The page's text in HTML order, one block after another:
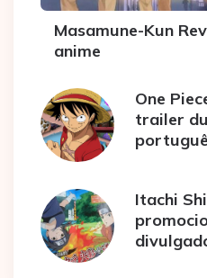
Masamune-Kun
anime
One
trailer
Itachi